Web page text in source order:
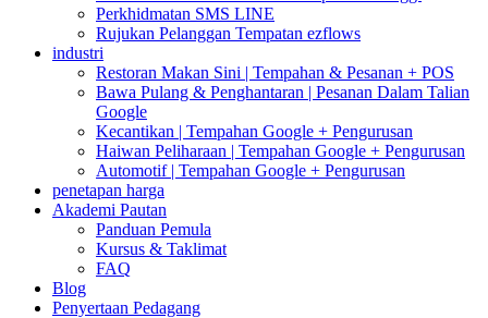
Perkhidmatan SMS LINE
Rujukan Pelanggan Tempatan ezflows
industri
Restoran Makan Sini | Tempahan & Pesanan + POS
Bawa Pulang & Penghantaran | Pesanan Dalam Talian
Google
Kecantikan | Tempahan Google + Pengurusan
Haiwan Peliharaan | Tempahan Google + Pengurusan
Automotif | Tempahan Google + Pengurusan
penetapan harga
Akademi Pautan
Panduan Pemula
Kursus & Taklimat
FAQ
Blog
Penyertaan Pedagang